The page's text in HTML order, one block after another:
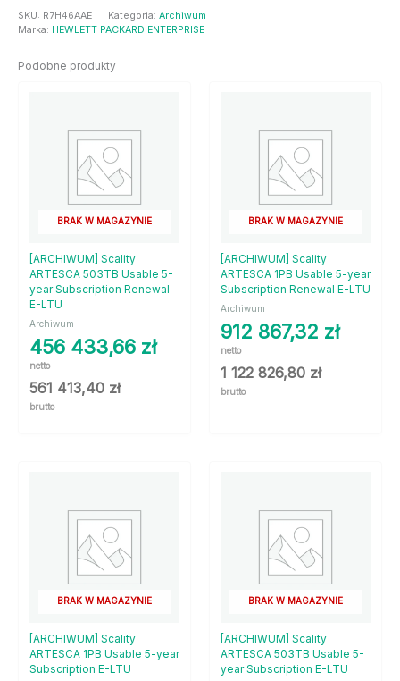
SKU: R7H46AAE Kategoria: Archiwum
Marka: HEWLETT PACKARD ENTERPRISE
Podobne produkty
BRAK W MAGAZYNIE
[ARCHIWUM] Scality
ARTESCA 503TB Usable 5-
year Subscription Renewal
E-LTU
Archiwum
456 433,66 zł
netto
561 413,40 zł
brutto
BRAK W MAGAZYNIE
[ARCHIWUM] Scality
ARTESCA 1PB Usable 5-year
Subscription Renewal E-LTU
Archiwum
912 867,32 zł
netto
1 122 826,80 zł
brutto
BRAK W MAGAZYNIE
[ARCHIWUM] Scality
ARTESCA 1PB Usable 5-year
Subscription E-LTU
BRAK W MAGAZYNIE
[ARCHIWUM] Scality
ARTESCA 503TB Usable 5-
year Subscription E-LTU